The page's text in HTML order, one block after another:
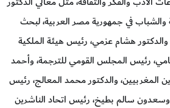
والشباب في جمهورية مصر العربية، لبحث
والدكتور هشام عزمي، رئيس هيئة الملكية
رئيس المجلس القومي للترجمة، وأحمد
المغربيين، والدكتور محمد المعالج، رئيس
وسعدون سالم بطيخ، رئيس اتحاد الناشرين